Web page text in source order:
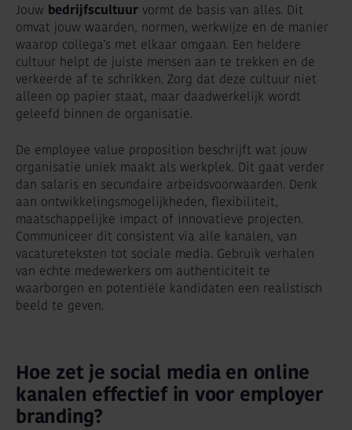
Jouw bedrijfscultuur vormt de basis van alles. Dit
omvat jouw waarden, normen, werkwijze en de manier
waarop collega’s met elkaar omgaan. Een heldere
cultuur helpt de juiste mensen aan te trekken en de
verkeerde af te schrikken. Zorg dat deze cultuur niet
alleen op papier staat, maar daadwerkelijk wordt
geleefd binnen de organisatie.
De employee value proposition beschrijft wat jouw
organisatie uniek maakt als werkplek. Dit gaat verder
dan salaris en secundaire arbeidsvoorwaarden. Denk
aan ontwikkelingsmogelijkheden, flexibiliteit,
maatschappelijke impact of innovatieve projecten.
Communiceer dit consistent via alle kanalen, van
vacatureteksten tot sociale media. Gebruik verhalen
van echte medewerkers om authenticiteit te
waarborgen en potentiële kandidaten een realistisch
beeld te geven.
Hoe zet je social media en online
kanalen effectief in voor employer
branding?